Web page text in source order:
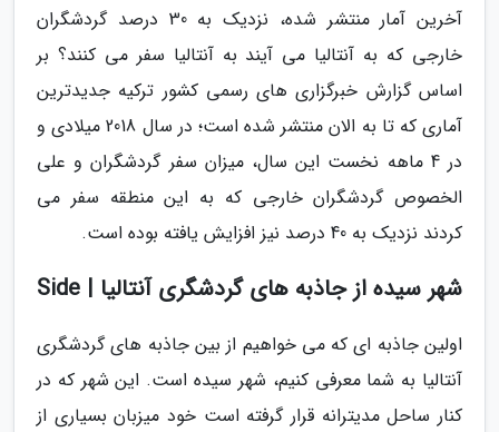
آخرین آمار منتشر شده، نزدیک به 30 درصد گردشگران
خارجی که به آنتالیا می آیند به آنتالیا سفر می کنند؟ بر
اساس گزارش خبرگزاری های رسمی کشور ترکیه جدیدترین
آماری که تا به الان منتشر شده است؛ در سال 2018 میلادی و
در 4 ماهه نخست این سال، میزان سفر گردشگران و علی
الخصوص گردشگران خارجی که به این منطقه سفر می
کردند نزدیک به 40 درصد نیز افزایش یافته بوده است.
شهر سیده از جاذبه های گردشگری آنتالیا | Side
اولین جاذبه ای که می خواهیم از بین جاذبه های گردشگری
آنتالیا به شما معرفی کنیم، شهر سیده است. این شهر که در
کنار ساحل مدیترانه قرار گرفته است خود میزبان بسیاری از